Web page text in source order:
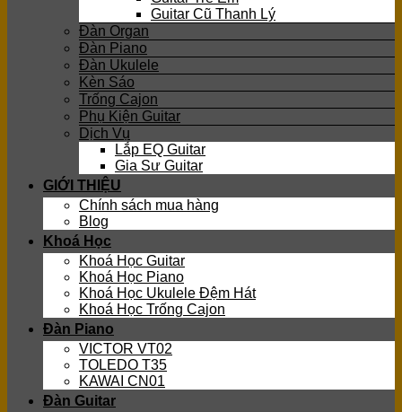
Guitar Cũ Thanh Lý
Đàn Organ
Đàn Piano
Đàn Ukulele
Kèn Sáo
Trống Cajon
Phụ Kiện Guitar
Dịch Vụ
Lắp EQ Guitar
Gia Sư Guitar
GIỚI THIỆU
Chính sách mua hàng
Blog
Khoá Học
Khoá Học Guitar
Khoá Học Piano
Khoá Học Ukulele Đệm Hát
Khoá Học Trống Cajon
Đàn Piano
VICTOR VT02
TOLEDO T35
KAWAI CN01
Đàn Guitar